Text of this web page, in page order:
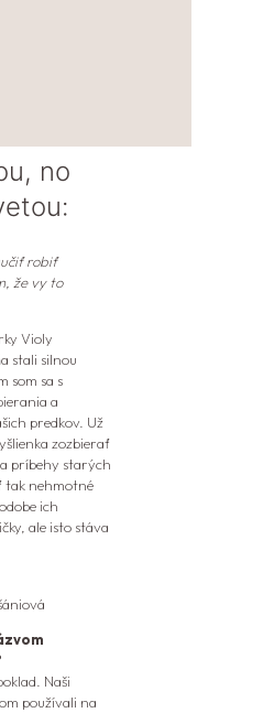
no
robiť
že vy to
Violy
stali silnou
som sa s
a
predkov. Už
zozbierať
príbehy starých
tak nehmotné
ich
ale isto stáva
Naši
používali na